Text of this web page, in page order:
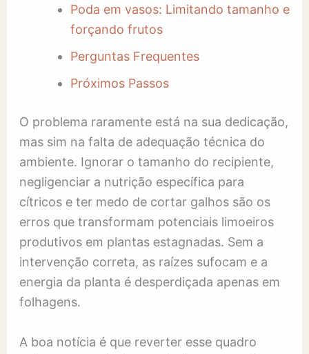
Poda em vasos: Limitando tamanho e
forçando frutos
Perguntas Frequentes
Próximos Passos
O problema raramente está na sua dedicação,
mas sim na falta de adequação técnica do
ambiente. Ignorar o tamanho do recipiente,
negligenciar a nutrição específica para
cítricos e ter medo de cortar galhos são os
erros que transformam potenciais limoeiros
produtivos em plantas estagnadas. Sem a
intervenção correta, as raízes sufocam e a
energia da planta é desperdiçada apenas em
folhagens.
A boa notícia é que reverter esse quadro